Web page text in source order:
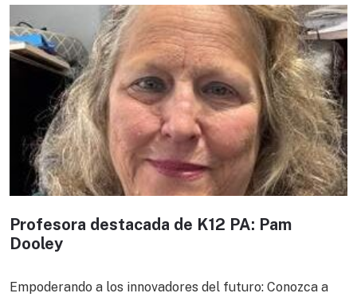
Profesora destacada de K12 PA: Pam
Dooley
Empoderando a los innovadores del futuro: Conozca a